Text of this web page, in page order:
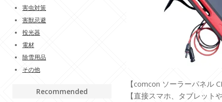
【comcon ソーラーパネル
【直接スマホ、タブレット
害虫対策
害獣忌避
投光器
電材
除雪用品
その他
Recommended